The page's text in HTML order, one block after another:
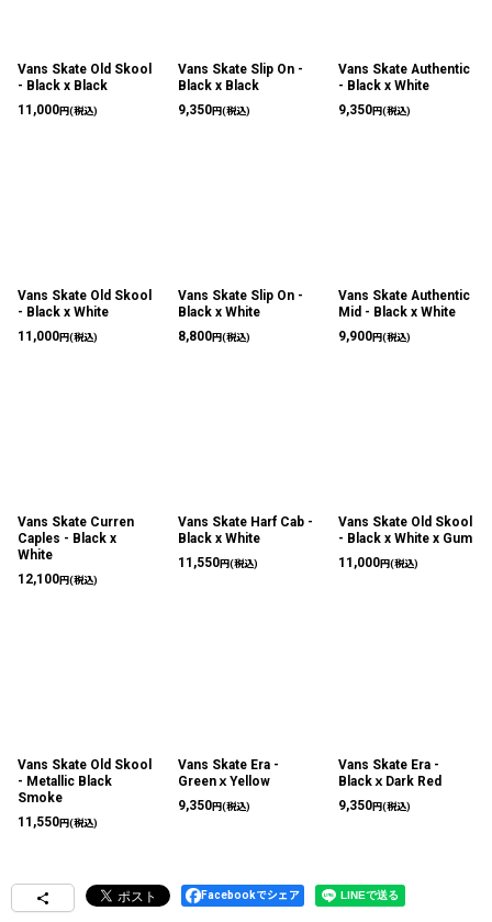
Vans Skate Old Skool
- Black x Black
11,000円(税込)
Vans Skate Slip On -
Black x Black
9,350円(税込)
Vans Skate Authentic
- Black x White
9,350円(税込)
Vans Skate Old Skool
- Black x White
11,000円(税込)
Vans Skate Slip On -
Black x White
8,800円(税込)
Vans Skate Authentic
Mid - Black x White
9,900円(税込)
Vans Skate Curren
Caples - Black x
White
12,100円(税込)
Vans Skate Harf Cab -
Black x White
11,550円(税込)
Vans Skate Old Skool
- Black x White x Gum
11,000円(税込)
Vans Skate Old Skool
- Metallic Black
Smoke
11,550円(税込)
Vans Skate Era -
GreenｘYellow
9,350円(税込)
Vans Skate Era -
BlackｘDark Red
9,350円(税込)
Facebookでシェア